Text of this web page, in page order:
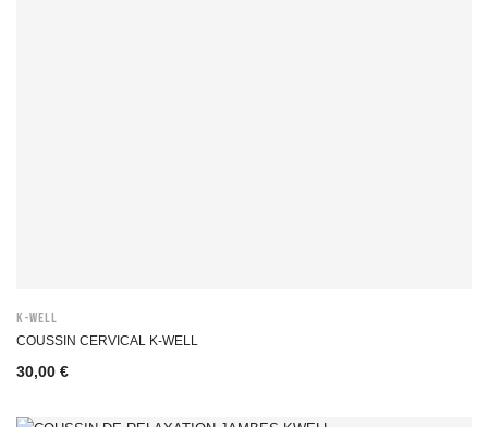
K-WELL
COUSSIN CERVICAL K-WELL
30,00 €